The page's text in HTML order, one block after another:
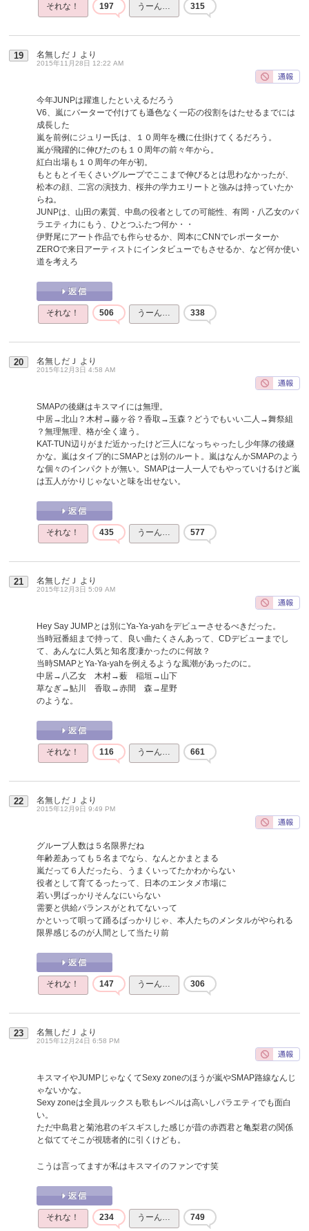
それな！ 197 うーん… 315
19 名無しだＪ より
2015年11月28日 12:22 AM
今年JUNPは躍進したといえるだろう
V6、嵐にバーターで付けても遜色なく一応の役割をはたせるまでには
成長した
嵐を前例にジュリー氏は、１０周年を機に仕掛けてくるだろう。
嵐が飛躍的に伸びたのも１０周年の前々年から。
紅白出場も１０周年の年が初。
もともとイモくさいグループでここまで伸びるとは思わなかったが、
松本の顔、二宮の演技力、桜井の学力エリートと強みは持っていたか
らね。
JUNPは、山田の素質、中島の役者としての可能性、有岡・八乙女のバ
ラエティ力にもう、ひとつふたつ何か・・
伊野尾にアート作品でも作らせるか、岡本にCNNでレポーターか
ZEROで来日アーティストにインタビューでもさせるか、など何か使い
道を考えろ
それな！ 506 うーん… 338
20 名無しだＪ より
2015年12月3日 4:58 AM
SMAPの後継はキスマイには無理。
中居→北山？木村→藤ヶ谷？香取→玉森？どうでもいい二人→舞祭組
？無理無理、格が全く違う。
KAT-TUN辺りがまだ近かったけど三人になっちゃったし少年隊の後継
かな。嵐はタイプ的にSMAPとは別のルート。嵐はなんかSMAPのよう
な個々のインパクトが無い。SMAPは一人一人でもやっていけるけど嵐
は五人がかりじゃないと味を出せない。
それな！ 435 うーん… 577
21 名無しだＪ より
2015年12月3日 5:09 AM
Hey Say JUMPとは別にYa-Ya-yahをデビューさせるべきだった。
当時冠番組まで持って、良い曲たくさんあって、CDデビューまでし
て、あんなに人気と知名度凄かったのに何故？
当時SMAPとYa-Ya-yahを例えるような風潮があったのに。
中居→八乙女 木村→薮 稲垣→山下
草なぎ→鮎川 香取→赤間 森→星野
のような。
それな！ 116 うーん… 661
22 名無しだＪ より
2015年12月9日 9:49 PM
グループ人数は５名限界だね
年齢差あっても５名までなら、なんとかまとまる
嵐だって６人だったら、うまくいってたかわからない
役者として育てるったって、日本のエンタメ市場に
若い男ばっかりそんなにいらない
需要と供給バランスがとれてないって
かといって唄って踊るばっかりじゃ、本人たちのメンタルがやられる
限界感じるのが人間として当たり前
それな！ 147 うーん… 306
23 名無しだＪ より
2015年12月24日 6:58 PM
キスマイやJUMPじゃなくてSexy zoneのほうが嵐やSMAP路線なんじ
ゃないかな。
Sexy zoneは全員ルックスも歌もレベルは高いしバラエティでも面白
い。
ただ中島君と菊池君のギスギスした感じが昔の赤西君と亀梨君の関係
と似ててそこが視聴者的に引くけども。
こうは言ってますが私はキスマイのファンです笑
それな！ 234 うーん… 749